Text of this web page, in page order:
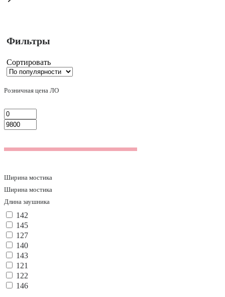
Фильтры
Сортировать
Розничная цена ЛО
Ширина мостика
Ширина мостика
Длина заушника
142
145
127
140
143
121
122
146